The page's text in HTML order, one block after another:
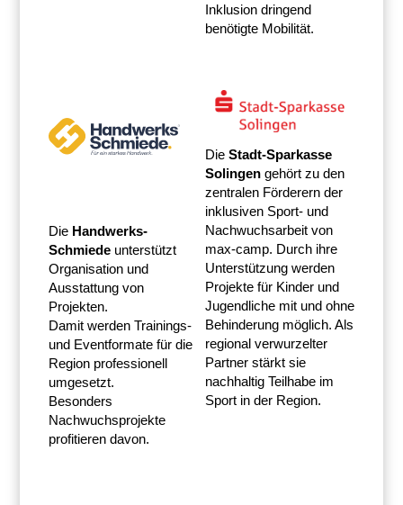
Inklusion dringend
benötigte Mobilität.
Die Handwerks-
Schmiedeunterstützt
Organisation und
Ausstattung von
Projekten.
Damit werden Trainings-
und Eventformate für die
Region professionell
umgesetzt.
Besonders
Nachwuchsprojekte
profitieren davon.
Die Stadt-Sparkasse
Solingen gehört zu den
zentralen Förderern der
inklusiven Sport- und
Nachwuchsarbeit von
max-camp. Durch ihre
Unterstützung werden
Projekte für Kinder und
Jugendliche mit und ohne
Behinderung möglich. Als
regional verwurzelter
Partner stärkt sie
nachhaltig Teilhabe im
Sport in der Region.